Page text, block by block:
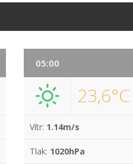
05:00
23,6°C
Vítr: 1.14m/s
Tlak: 1020hPa